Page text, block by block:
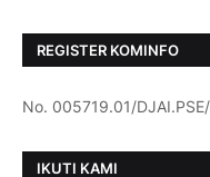
REGISTER KOMINFO
No. 005719.01/
IKUTI KAMI